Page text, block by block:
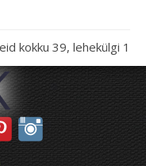
kokku 39, lehekülgi 1